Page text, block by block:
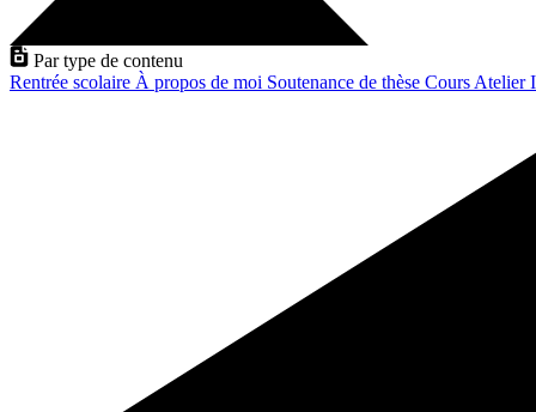
Par type de contenu
Rentrée scolaire À propos de moi Soutenance de thèse Cours Atelier